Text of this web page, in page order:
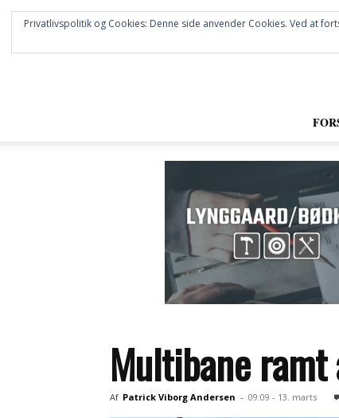
Multibane
Af Patrick Viborg Andersen - 09:09 - 13. marts
Privatlivspolitik og Cookies: Denne side anvender Cookies. Ved at